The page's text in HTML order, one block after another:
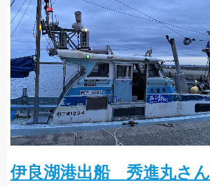
伊良湖港出船 秀進丸さん